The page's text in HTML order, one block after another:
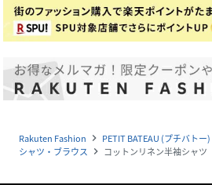
Rakuten Fashion navigate_next PETIT BATEAU (プチバトー)
シャツ・ブラウス navigate_next コットンリネン半袖シャツ